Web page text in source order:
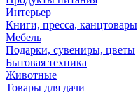
Интерьер
Книги, пресса, канцтовары
Мебель
Подарки, сувениры, цветы
Бытовая техника
Животные
Товары для дачи